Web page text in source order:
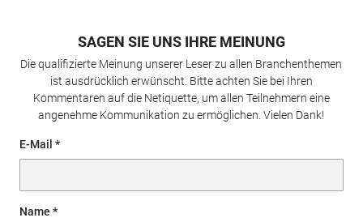
SAGEN SIE UNS IHRE MEINUNG
Die qualifizierte Meinung unserer Leser zu allen Branchenthemen
ist ausdrücklich erwünscht. Bitte achten Sie bei Ihren
Kommentaren auf die Netiquette, um allen Teilnehmern eine
angenehme Kommunikation zu ermöglichen. Vielen Dank!
E-Mail
Name